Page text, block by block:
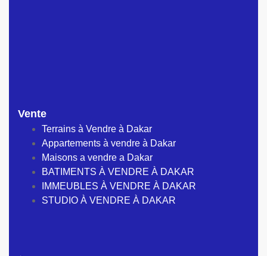
Vente
Terrains à Vendre à Dakar
Appartements à vendre à Dakar
Maisons a vendre a Dakar
BATIMENTS À VENDRE À DAKAR
IMMEUBLES À VENDRE À DAKAR
STUDIO À VENDRE À DAKAR